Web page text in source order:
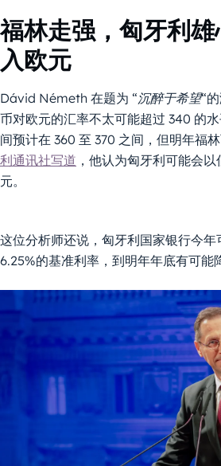
福林走强，匈牙利雄
入欧元
Dávid Németh 在题为 “沉醉于希望“
币对欧元的汇率不太可能超过 340 的
间预计在 360 至 370 之间，但明年福林
利通讯社写道 ，他认为匈牙利可能会
元。
这位分析师还说，匈牙利国家银行今
6.25%的基准利率，到明年年底有可能